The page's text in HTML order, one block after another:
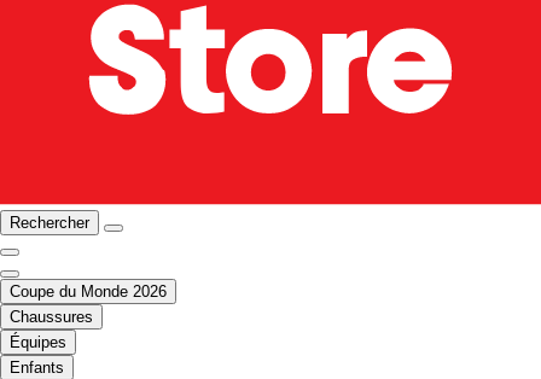
Rechercher
Coupe du Monde 2026
Chaussures
Équipes
Enfants